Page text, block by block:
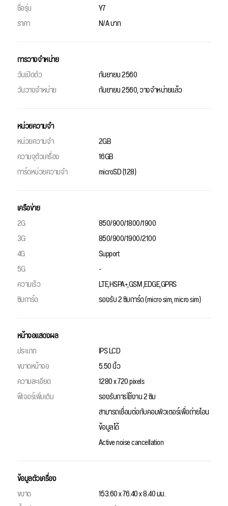
ชื่อรุ่น
Y7
ราคา
N/A บาท
การวางจำหน่าย
วันเปิดตัว
กันยายน 2560
วันวางจำหน่าย
กันยายน 2560, วางจำหน่ายแล้ว
หน่วยความจำ
หน่วยความจำ
2GB
ความจุตัวเครื่อง
16GB
การ์ดหน่วยความจำ
microSD (128)
เครือข่าย
2G
850/900/1800/1900
3G
850/900/1900/2100
4G
Support
5G
-
ความเร็ว
LTE,HSPA+,GSM ,EDGE,GPRS
ซิมการ์ด
รองรับ 2 ซิมการ์ด (micro sim, micro sim)
หน้าจอแสดงผล
ประเภท
IPS LCD
ขนาดหน้าจอ
5.50 นิ้ว
ความละเอียด
1280 x 720 pixels
ฟีเจอร์เพิ่มเติม
รองรับการใช้งาน 2 ซิม
สามารถเชื่อมต่อกับคอมพิวเตอร์เพื่อถ่ายโอน
ข้อมูลได้
Active noise cancellation
ข้อมูลตัวเครื่อง
ขนาด
153.60 x 76.40 x 8.40 มม.